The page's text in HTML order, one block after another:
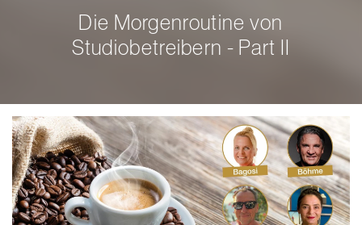
Die Morgenroutine von
Studiobetreibern - Part II